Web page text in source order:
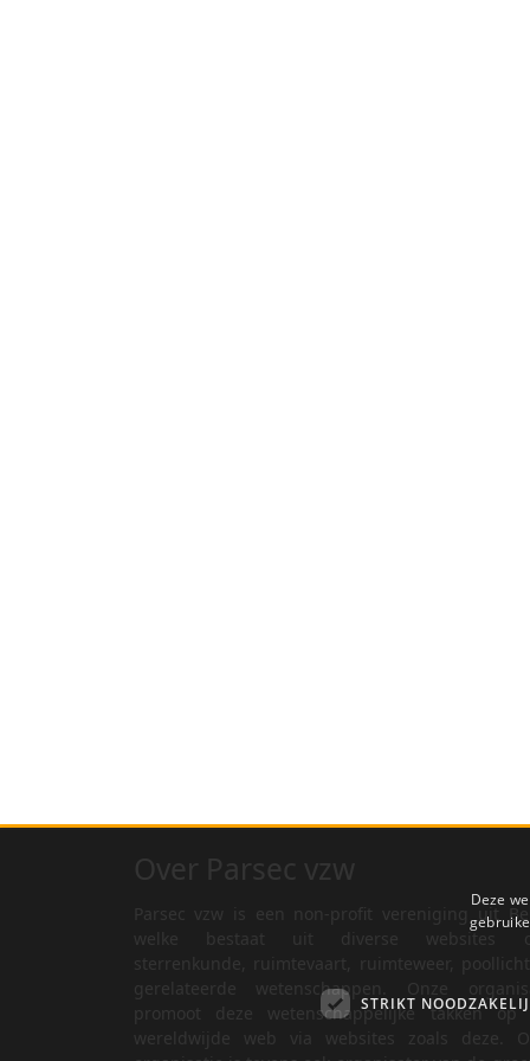
Parsec vzw is een non-profit vereniging uit
welke bestaat uit diverse websites
gerelateerde wetenschappen. Onze
promoot deze wetenschappelijke takken op
Deze
STRIKT